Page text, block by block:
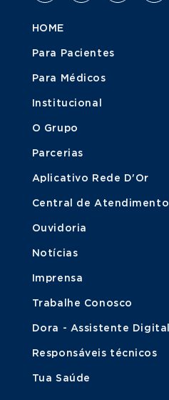
HOME
Para Pacientes
Para Médicos
Institucional
O Grupo
Parcerias
Aplicativo Rede D'Or
Central de Atendimento
Ouvidoria
Notícias
Imprensa
Trabalhe Conosco
Dora - Assistente Digital
Responsáveis técnicos
Tua Saúde